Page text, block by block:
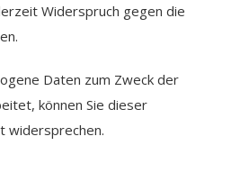
Widerspruch gegen die
Daten zum Zweck der
können Sie dieser
widersprechen.